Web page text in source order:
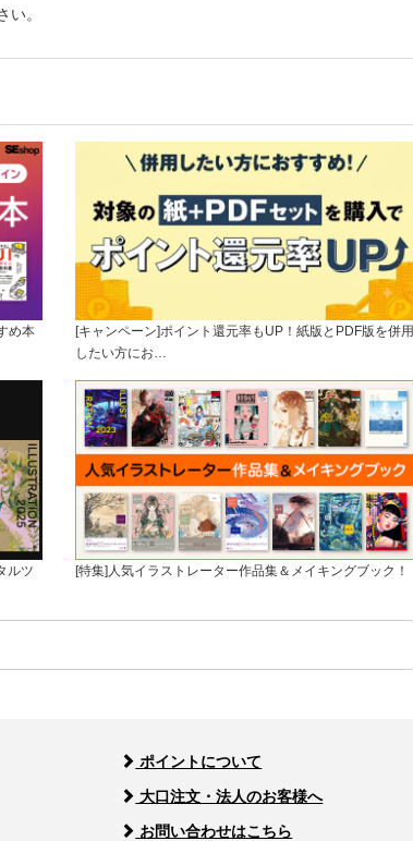
。
め本
[キャンペーン]ポイント還元率もUP！紙版とPDF版を併用
したい方にお…
ルツ
[特集]人気イラストレーター作品集＆メイキングブック！
ポイントについて
大口注文・法人のお客様へ
お問い合わせはこちら